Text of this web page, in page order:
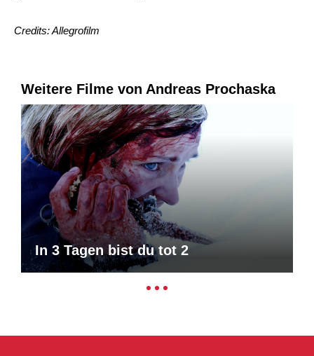
Credits: Allegrofilm
Weitere Filme von Andreas Prochaska
In 3 Tagen bist du tot 2